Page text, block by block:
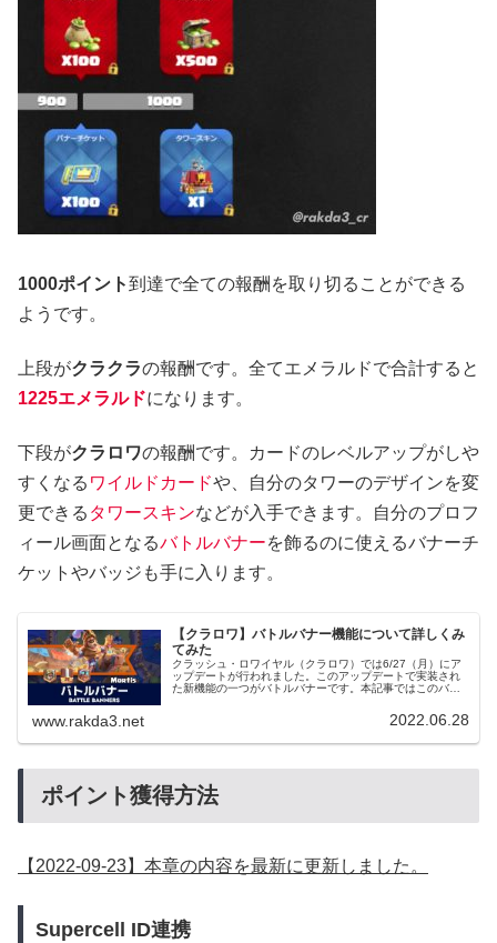
1000ポイント到達で全ての報酬を取り切ることができる
ようです。
上段がクラクラの報酬です。全てエメラルドで合計すると
1225エメラルドになります。
下段がクラロワの報酬です。カードのレベルアップがしや
すくなる ワイルドカードや、自分のタワーのデザインを変
更できる タワースキンなどが入手できます。自分のプロフ
ィール画面となるバトルバナーを飾るのに使えるバナーチ
ケットやバッジも手に入ります。
【クラロワ】バトルバナー機能について詳しくみ
てみた
クラッシュ・ロワイヤル（クラロワ）では6/27（月）にア
ップデートが行われました。このアップデートで実装され
た新機能の一つがバトルバナーです。本記事ではこのバト
www.rakda3.net 2022.06.28
ポイント獲得方法
【2022-09-23】本章の内容を最新に更新しました。
Supercell ID連携